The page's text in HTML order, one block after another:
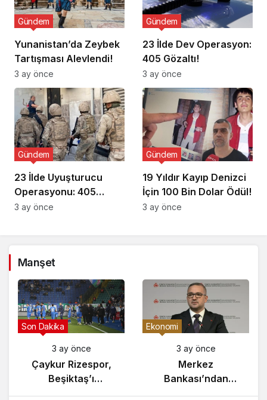
Yunanistan’da Zeybek
Tartışması Alevlendi!
Gündem
3 ay önce
23 İlde Dev Operasyon:
405 Gözaltı!
Gündem
3 ay önce
23 İlde Uyuşturucu
Operasyonu: 405
Gözaltı!
Gündem
3 ay önce
19 Yıldır Kayıp Denizci
İçin 100 Bin Dolar Ödül!
Gündem
3 ay önce
Manşet
Son Dakika
3 ay önce
Çaykur Rizespor,
Beşiktaş’ı
Ekonomi
3 ay önce
Merkez
Bankası’ndan